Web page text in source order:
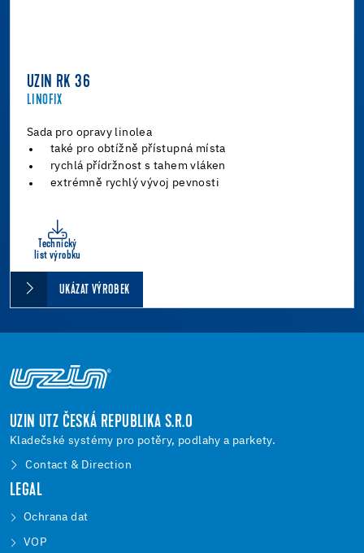
UZIN RK 36
LINOFIX
Sada pro opravy linolea
také pro obtížně přístupná místa
rychlá přídržnost s tahem vláken
extrémně rychlý vývoj pevnosti
Technický
list výrobku
UKÁZAT VÝROBEK
UZIN UTZ ČESKÁ REPUBLIKA S.R.O
Kladečské systémy pro potěry, podlahy a parkety.
Contact & Direction
LEGAL
Ochrana dat
VOP